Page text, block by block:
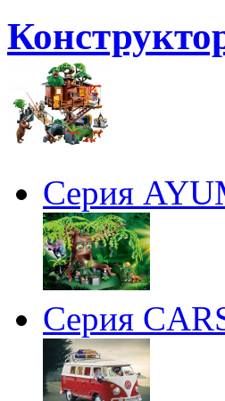
Серия
Серия